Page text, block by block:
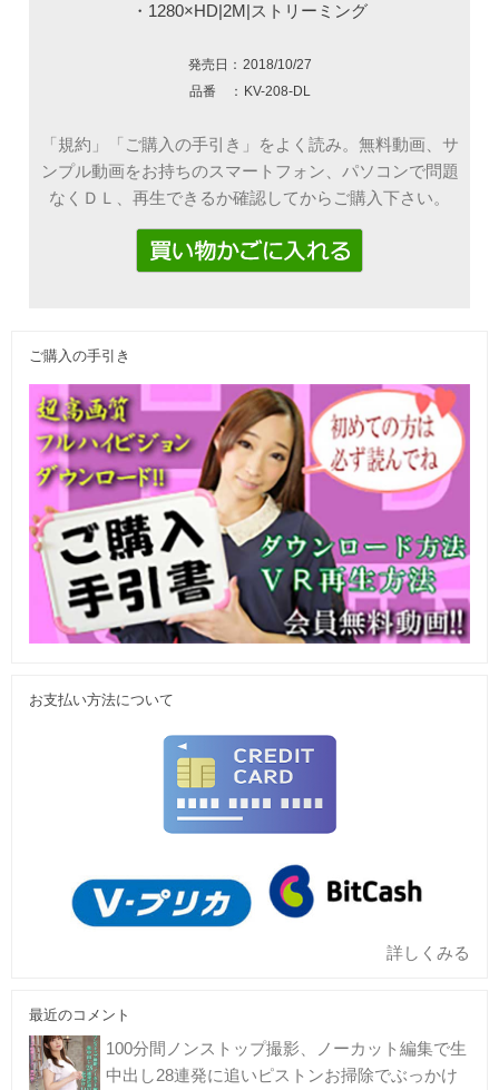
・1280×HD|2M|ストリーミング
発売日： 2018/10/27
品番 ： KV-208-DL
「規約」「ご購入の手引き」をよく読み。無料動画、サ
ンプル動画をお持ちのスマートフォン、パソコンで問題
なくＤＬ、再生できるか確認してからご購入下さい。
ご購入の手引き
お支払い方法について
詳しくみる
最近のコメント
100分間ノンストップ撮影、ノーカット編集で生
中出し28連発に追いピストンお掃除でぶっかけ